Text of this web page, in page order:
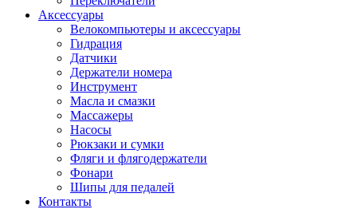
Аксессуары
Велокомпьютеры и аксессуары
Гидрация
Датчики
Держатели номера
Инструмент
Масла и смазки
Массажеры
Насосы
Рюкзаки и сумки
Фляги и флягодержатели
Фонари
Шипы для педалей
Контакты